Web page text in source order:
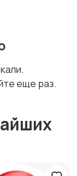
еще раз.